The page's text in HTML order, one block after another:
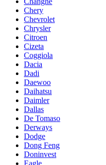
Chery
Chevrolet
Chrysler
Citroen
Cizeta
Coggiola
Dacia
Dadi
Daewoo
Daihatsu
Daimler
Dallas
De Tomaso
Derways
Dodge
Dong Feng
Doninvest